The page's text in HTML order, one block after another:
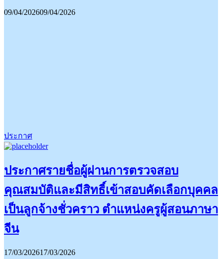
09/04/202609/04/2026
ประกาศ
ประกาศรายชื่อผู้ผ่านการตรวจสอบ
คุณสมบัติและมีสิทธิ์เข้าสอบคัดเลือกบุคคล
เป็นลูกจ้างชั่วคราว ตำแหน่งครูผู้สอนภาษา
จีน
17/03/202617/03/2026